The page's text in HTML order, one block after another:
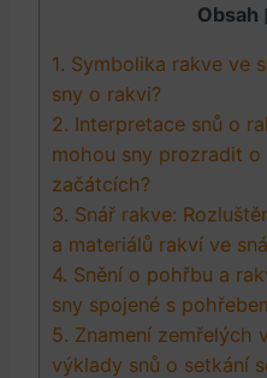
Obsah
1. Symbolika rakve ve
sny ⁤o rakvi?
2. Interpretace snů o‌
mohou ​sny prozradit
začátcích?
3. Snář rakve:⁤
a materiálů⁤ rakví ve
4. Snění o pohřbu a
sny spojené s⁣
5. ⁣Znamení zemřelých
výklady snů o setkání